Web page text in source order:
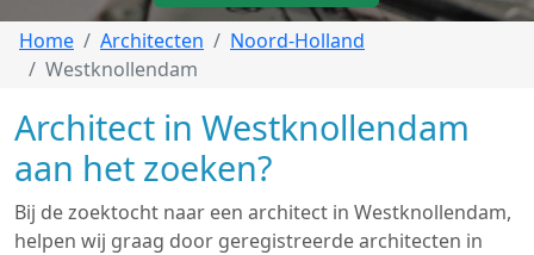
Home Architecten
Noord-Holland
Westknollendam
Architect in Westknollendam
aan het zoeken?
Bij de zoektocht naar een architect in Westknollendam,
helpen wij graag door geregistreerde architecten in